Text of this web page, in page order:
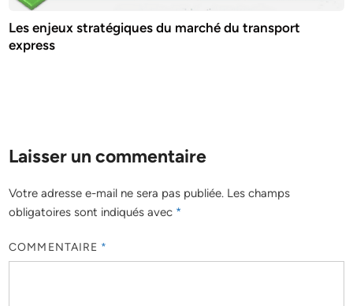
Les enjeux stratégiques du marché du transport
express
Laisser un commentaire
Votre adresse e-mail ne sera pas publiée. Les champs
obligatoires sont indiqués avec *
COMMENTAIRE *